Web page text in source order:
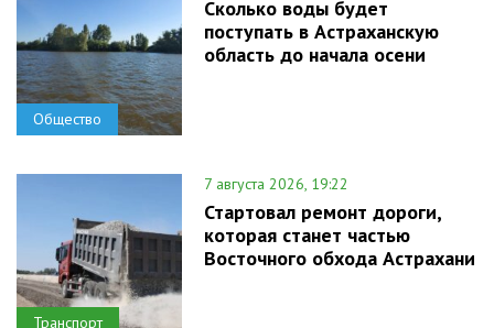
Общество
Сколько воды будет
поступать в Астраханскую
область до начала осени
Транспорт
7 августа 2026, 19:22
Стартовал ремонт дороги,
которая станет частью
Восточного обхода Астрахани